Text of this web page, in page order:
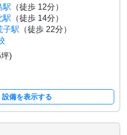
駅 （徒歩 12分）
駅 （徒歩 14分）
子駅 （徒歩 22分）
)
設備を表示する